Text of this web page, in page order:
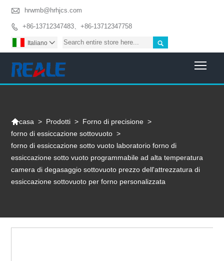
 hrwmb@hrhjcs.com
 +86-13712347483、+86-13712347758

Italiano 
casa > Prodotti > Forno di precisione >
forno di essiccazione sottovuoto >
forno di essiccazione sotto vuoto laboratorio forno di
essiccazione sotto vuoto programmabile ad alta temperatura
camera di degasaggio sottovuoto prezzo dell'attrezzatura di
essiccazione sottovuoto per forno personalizzata